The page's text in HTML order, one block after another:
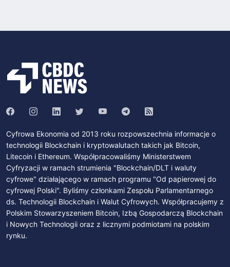
Cyfrowa Ekonomia od 2013 roku rozpowszechnia informacje o
technologii Blockchain i kryptowalutach takich jak Bitcoin,
Litecoin i Ethereum. Współpracowaliśmy Ministerstwem
Cyfryzacji w ramach strumienia "Blockchain/DLT i waluty
cyfrowe" działającego w ramach programu "Od papierowej do
cyfrowej Polski". Byliśmy członkami Zespołu Parlamentarnego
ds. Technologii Blockchain i Walut Cyfrowych. Współpracujemy z
Polskim Stowarzyszeniem Bitcoin, Izbą Gospodarczą Blockchain
i Nowych Technologii oraz z licznymi podmiotami na polskim
rynku.